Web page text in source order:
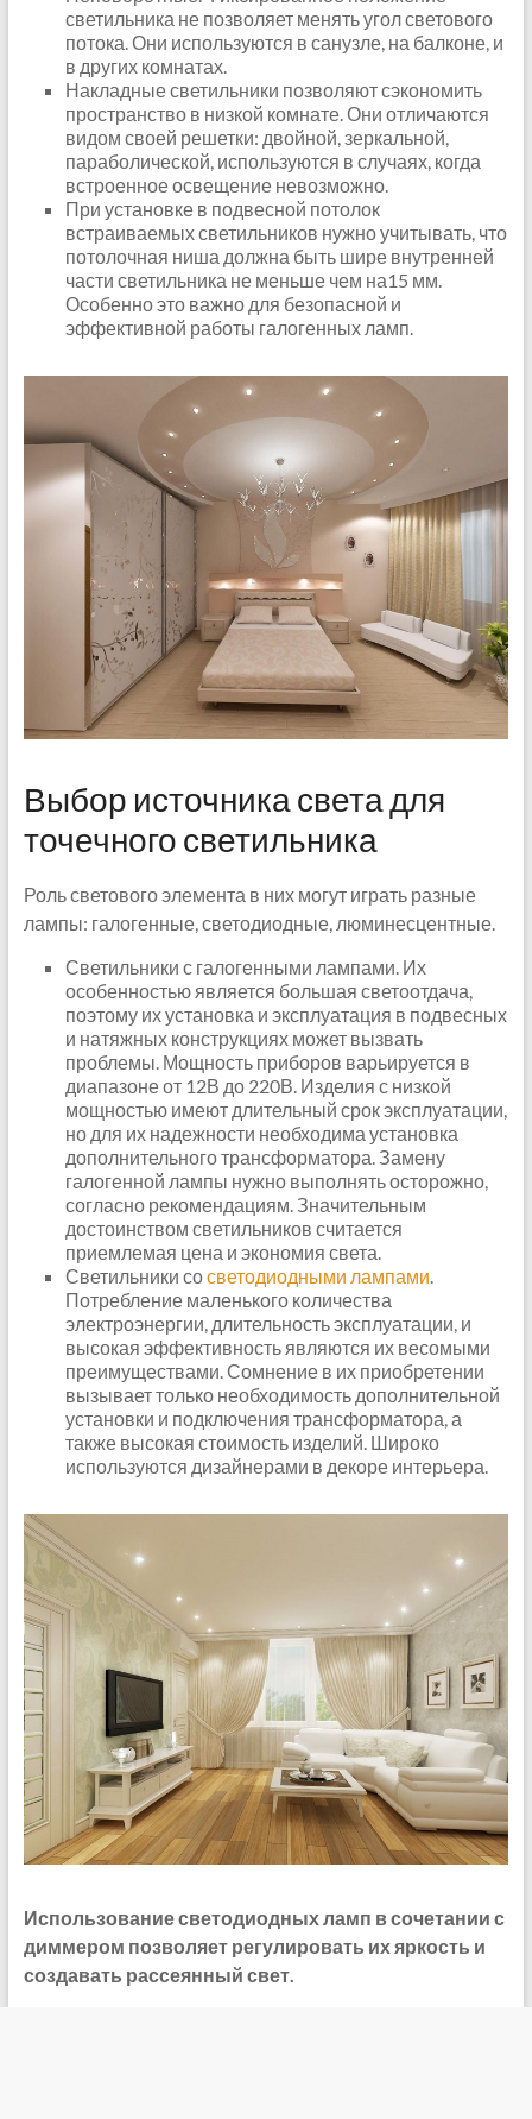
светильника не позволяет менять угол светового
потока. Они используются в санузле, на балконе, и
в других комнатах.
Накладные светильники позволяют сэкономить
пространство в низкой комнате. Они отличаются
видом своей решетки: двойной, зеркальной,
параболической, используются в случаях, когда
встроенное освещение невозможно.
При установке в подвесной потолок
встраиваемых светильников нужно учитывать, что
потолочная ниша должна быть шире внутренней
части светильника не меньше чем на15 мм.
Особенно это важно для безопасной и
эффективной работы галогенных ламп.
Выбор источника света для
точечного светильника
Роль светового элемента в них могут играть разные
лампы: галогенные, светодиодные, люминесцентные.
Светильники с галогенными лампами. Их
особенностью является большая светоотдача,
поэтому их установка и эксплуатация в подвесных
и натяжных конструкциях может вызвать
проблемы. Мощность приборов варьируется в
диапазоне от 12В до 220В. Изделия с низкой
мощностью имеют длительный срок эксплуатации,
но для их надежности необходима установка
дополнительного трансформатора. Замену
галогенной лампы нужно выполнять осторожно,
согласно рекомендациям. Значительным
достоинством светильников считается
приемлемая цена и экономия света.
Светильники сосветодиодными лампами.
Потребление маленького количества
электроэнергии, длительность эксплуатации, и
высокая эффективность являются их весомыми
преимуществами. Сомнение в их приобретении
вызывает только необходимость дополнительной
установки и подключения трансформатора, а
также высокая стоимость изделий. Широко
используются дизайнерами в декоре интерьера.
Использование светодиодных ламп в сочетании с
диммером позволяет регулировать их яркость и
создавать рассеянный свет.